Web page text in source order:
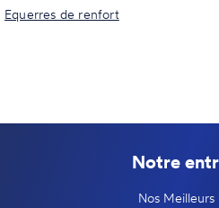
Equerres de renfort
Notre
Nos Meilleurs